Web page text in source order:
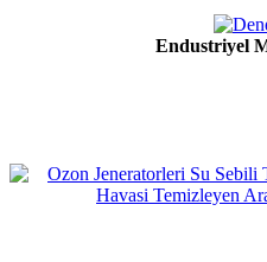
Endustriyel